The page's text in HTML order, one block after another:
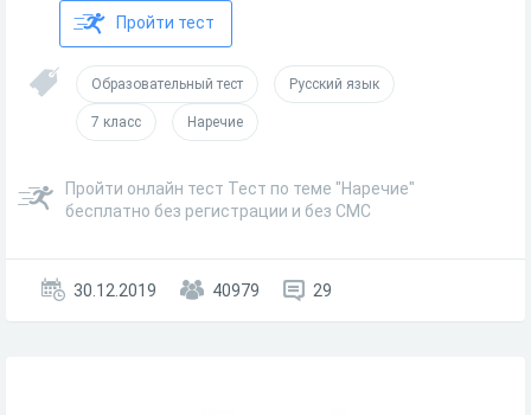
Пройти тест
Образовательный тест Русский язык
7 класс Наречие
Пройти онлайн тест Тест по теме "Наречие"
бесплатно без регистрации и без СМС
30.12.2019 40979 29